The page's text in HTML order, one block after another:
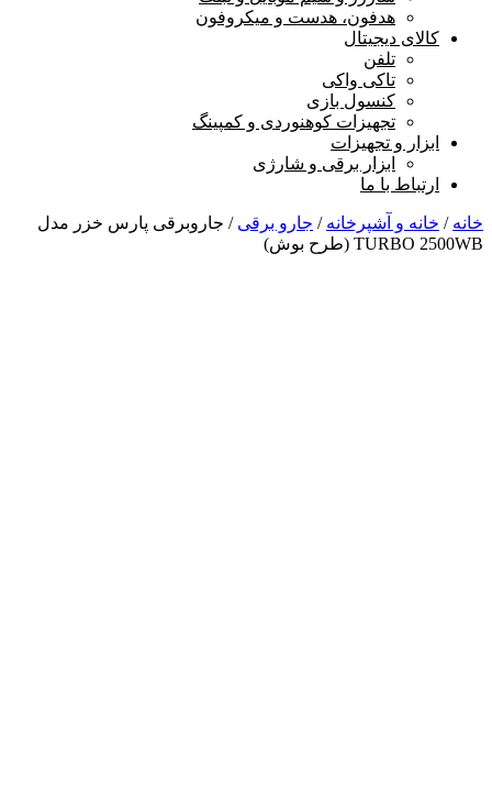
هدفون، هدست و میکروفون
کالای دیجیتال
تلفن
تاکی واکی
کنسول بازی
تجهیزات کوهنوردی و کمپینگ
ابزار و تجهیزات
ابزار برقی و شارژی
ارتباط با ما
خانه / خانه و آشپرخانه / جارو برقی / جاروبرقی پارس خزر مدل
TURBO 2500WB (طرح بوش)